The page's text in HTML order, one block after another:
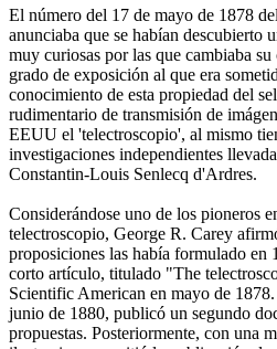
El número del 17 de mayo de 1878
anunciaba que se habían descubierto
muy curiosas por las que cambiaba
grado de exposición al que era
conocimiento de esta propiedad del
rudimentario de transmisión de
EEUU el 'telectroscopio', al mismo
investigaciones independientes
Constantin-Louis Senlecq d'Ardres.
Considerándose uno de los pioneros
telectroscopio, George R. Carey
proposiciones las había formulado en
corto artículo, titulado "The
Scientific American en mayo de
junio de 1880, publicó un segundo
propuestas. Posteriormente, con una